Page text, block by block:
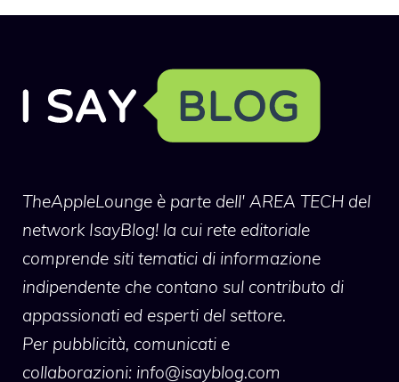
TheAppleLounge è parte dell' AREA TECH del
network IsayBlog! la cui rete editoriale
comprende siti tematici di informazione
indipendente che contano sul contributo di
appassionati ed esperti del settore.
Per pubblicità, comunicati e
collaborazioni: info@isayblog.com